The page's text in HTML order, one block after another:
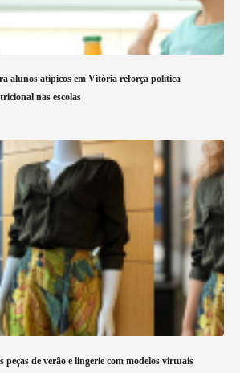
alunos atípicos em Vitória reforça política
nas escolas
peças de verão e lingerie com modelos virtuais